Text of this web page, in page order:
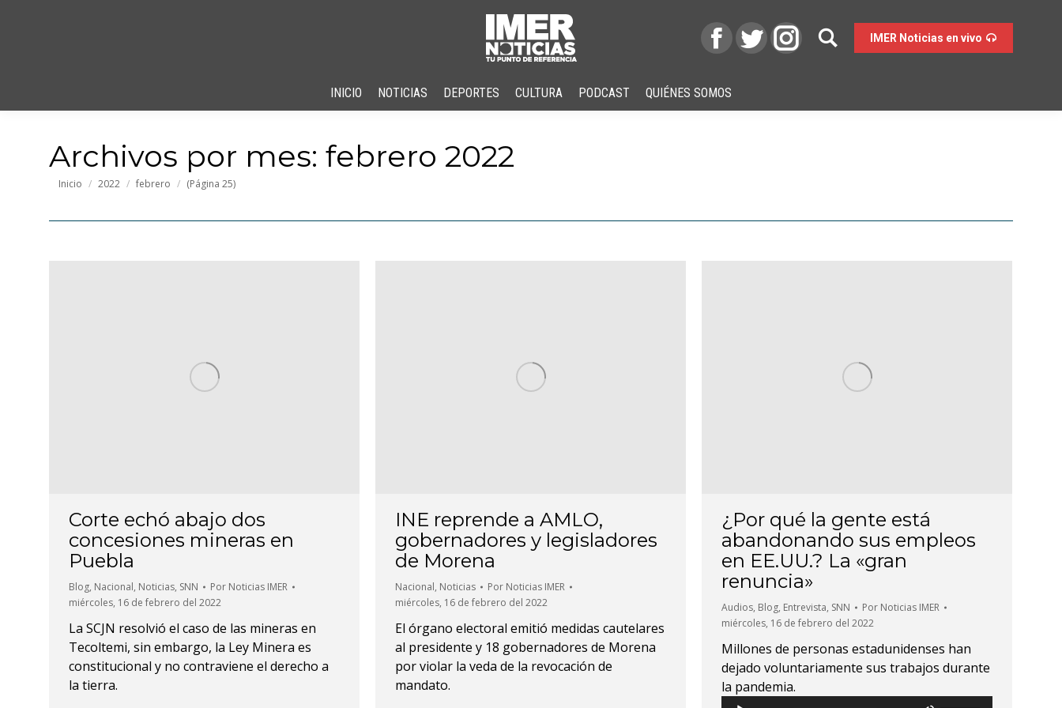
IMER Noticias en vivo
INICIO NOTICIAS DEPORTES CULTURA PODCAST QUIÉNES SOMOS
Archivos por mes: febrero 2022
Estás aquí:
Inicio 2022 febrero (Página 25)
Corte echó abajo dos
concesiones mineras en
Puebla
Blog, Nacional, Noticias, SNN Por Noticias IMER
miércoles, 16 de febrero del 2022
La SCJN resolvió el caso de las mineras en
Tecoltemi, sin embargo, la Ley Minera es
constitucional y no contraviene el derecho a
la tierra.
INE reprende a AMLO,
gobernadores y legisladores
de Morena
Nacional, Noticias Por Noticias IMER
miércoles, 16 de febrero del 2022
El órgano electoral emitió medidas cautelares
al presidente y 18 gobernadores de Morena
por violar la veda de la revocación de
mandato.
¿Por qué la gente está
abandonando sus empleos
en EE.UU.? La «gran
renuncia»
Audios, Blog, Entrevista, SNN Por Noticias IMER
miércoles, 16 de febrero del 2022
Millones de personas estadunidenses han
dejado voluntariamente sus trabajos durante
la pandemia.